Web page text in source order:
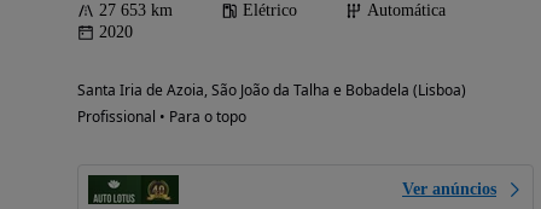
27 653 km Elétrico
Automática
2020
Santa Iria de Azoia, São João da Talha e Bobadela (Lisboa)
Profissional • Para o topo
Ver anúncios